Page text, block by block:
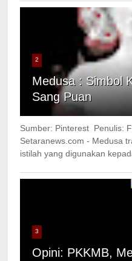
2
Medusa : Simbol
Sang Puan
Sumber: Pinterest Penulis:
Setaranews.com - Medusa
istilah yang digunakan
3
Opini: PKKMB,